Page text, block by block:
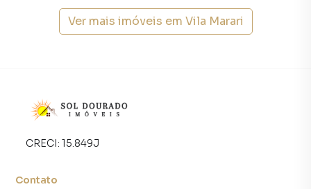
temos uma equipe de marketing digital focada em produzir
campanhas específicas para São Paulo, o que aumenta
programadores, corretores treinados e uma central de
atendimento preparada para atender proprietários e
Ver mais imóveis em Vila Marari
CRECI: 15.849J
Contato